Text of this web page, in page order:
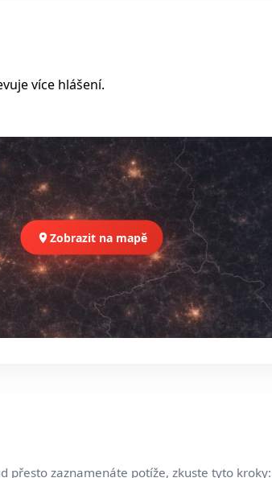
více hlášení.
Zobrazit na mapě
přesto zaznamenáte potíže, zkuste tyto kroky: